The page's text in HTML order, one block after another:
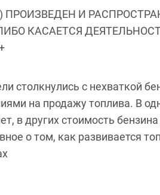
И
КАСАЕТСЯ
столкнулись с нехваткой
на продажу топлива. В
в других стоимость
о том, как развивается